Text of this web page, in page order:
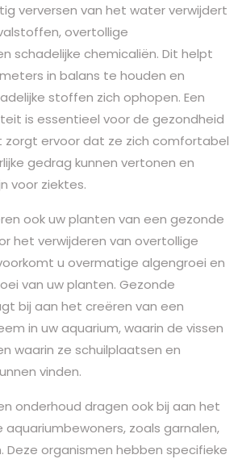
verversen van het water verwijdert
overtollige
schadelijke chemicaliën. Dit helpt
in balans te houden en
stoffen zich ophopen. Een
is essentieel voor de gezondheid
zorgt ervoor dat ze zich comfortabel
gedrag kunnen vertonen en
voor ziektes.
ook uw planten van een gezonde
het verwijderen van overtollige
u overmatige algengroei en
van uw planten. Gezonde
bij aan het creëren van een
in uw aquarium, waarin de vissen
waarin ze schuilplaatsen en
vinden.
onderhoud dragen ook bij aan het
aquariumbewoners, zoals garnalen,
Deze organismen hebben specifieke